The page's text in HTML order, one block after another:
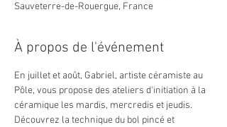
Sauveterre-de-Rouergue, France
À propos de l'événement
En juillet et août, Gabriel, artiste céramiste au
Pôle, vous propose des ateliers d'initiation à la
céramique les mardis, mercredis et jeudis.
Découvrez la technique du bol pincé et